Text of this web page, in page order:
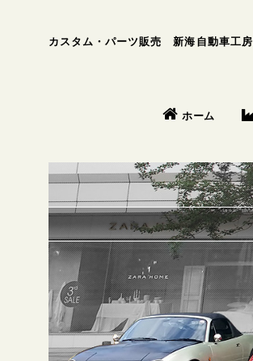
カスタム・パーツ販売 新海自動車工房
ホーム